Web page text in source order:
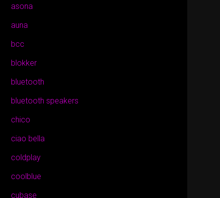
asona
auna
bcc
blokker
bluetooth
bluetooth speakers
chico
ciao bella
coldplay
coolblue
cubase